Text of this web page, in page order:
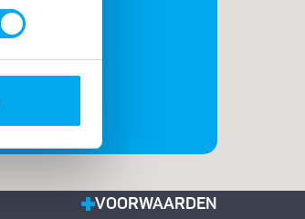
VOORWAARDEN